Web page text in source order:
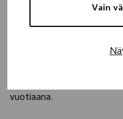
Vain
tehnyt yöllä tai koska hän
Minä ja äiti pelättiin joka
lääkkeillä. Lääkärissä
vuotiaana.